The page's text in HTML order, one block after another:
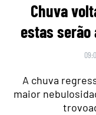
Chuva
estas serão
A chuva
maior